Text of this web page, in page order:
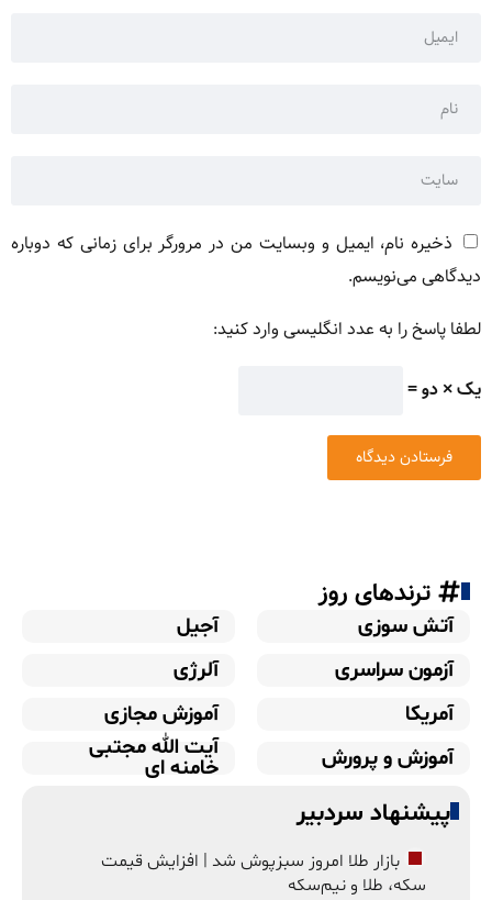
ذخیره نام، ایمیل و وبسایت من در مرورگر برای زمانی که دوباره
دیدگاهی می‌نویسم.
لطفا پاسخ را به عدد انگلیسی وارد کنید:
یک × دو =
ترندهای روز
آتش سوزی
آجیل
آزمون سراسری
آلرژی
آمریکا
آموزش مجازی
آموزش و پرورش
آیت الله مجتبی
خامنه ای
پیشنهاد سردبیر
بازار طلا امروز سبزپوش شد | افزایش قیمت
سکه، طلا و نیم‌سکه